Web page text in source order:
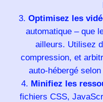
Optimisez les
automatique – que
ailleurs. Utilisez
compression, et
auto-hébergé
Minifiez les
fichiers CSS,